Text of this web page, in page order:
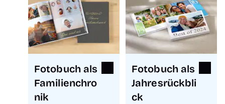
Fotobuch als
Familienchro
nik
Fotobuch als
Jahresrückbli
ck